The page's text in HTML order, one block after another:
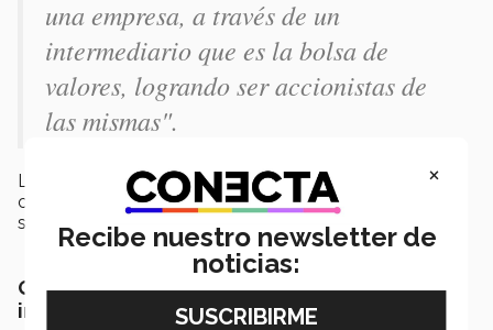
una empresa, a través de un
intermediario que es la bolsa de
valores, logrando ser accionistas de
las mismas".
La bolsa de valores es un mercado,
tanto físico
como informático, en donde oferentes y demandantes
se reúnen para
intercambiar productos financieros
Qué debe considerar una persona para
invertir en la bolsa
×
Recibe nuestro newsletter de
noticias: